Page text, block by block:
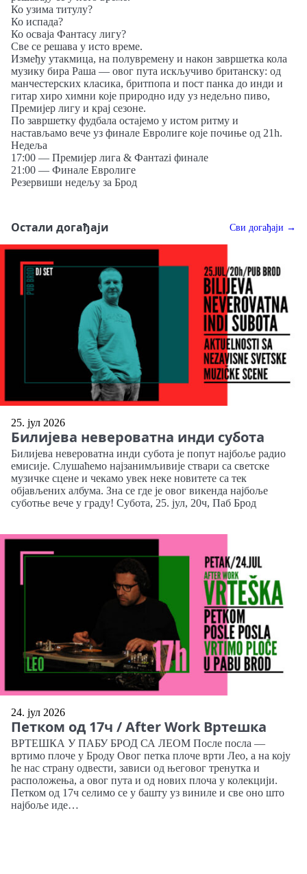
Ко узима титулу?
Ко испада?
Ко осваја Фантасy лигу?
Све се решава у исто време.
Између утакмица, на полувремену и након завршетка кола
музику бира Раша — овог пута искључиво британску: од
манчестерских класика, бритпопа и пост панка до инди и
гитар хиро химни које природно иду уз недељно пиво,
Премијер лигу и крај сезоне.
По завршетку фудбала остајемо у истом ритму и
настављамо вече уз финале Евролиге које почиње од 21h.
Недеља
17:00 — Премијер лига & Фантаzi финале
21:00 — Финале Евролиге
Резервиши недељу за Брод
Остали догађаји Сви догађаји →
25. јул 2026
Билијева невероватна инди субота
Билијева невероватна инди субота је попут најбоље радио
емисије. Слушаћемо најзанимљивије ствари са светске
музичке сцене и чекамо увек неке новитете са тек
објављених албума. Зна се где је овог викенда најбоље
суботње вече у граду! Субота, 25. јул, 20ч, Паб Брод
24. јул 2026
Петком од 17ч / After Work Вртешка
ВРТЕШКА У ПАБУ БРОД СА ЛЕОМ После посла —
вртимо плоче у Броду Овог петка плоче врти Лео, а на коју
ће нас страну одвести, зависи од његовог тренутка и
расположења, а овог пута и од нових плоча у колекцији.
Петком од 17ч селимо се у башту уз виниле и све оно што
најбоље иде…